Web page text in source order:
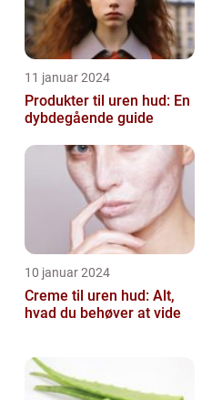
11 januar 2024
Produkter til uren hud: En
dybdegående guide
10 januar 2024
Creme til uren hud: Alt,
hvad du behøver at vide